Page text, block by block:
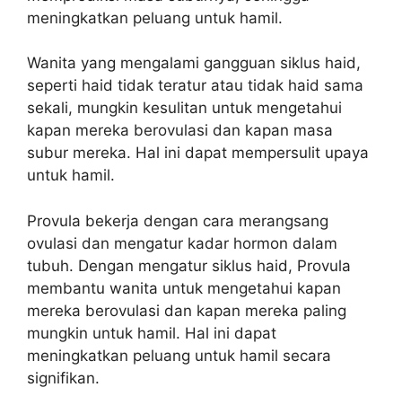
meningkatkan peluang untuk hamil.
Wanita yang mengalami gangguan siklus haid,
seperti haid tidak teratur atau tidak haid sama
sekali, mungkin kesulitan untuk mengetahui
kapan mereka berovulasi dan kapan masa
subur mereka. Hal ini dapat mempersulit upaya
untuk hamil.
Provula bekerja dengan cara merangsang
ovulasi dan mengatur kadar hormon dalam
tubuh. Dengan mengatur siklus haid, Provula
membantu wanita untuk mengetahui kapan
mereka berovulasi dan kapan mereka paling
mungkin untuk hamil. Hal ini dapat
meningkatkan peluang untuk hamil secara
signifikan.